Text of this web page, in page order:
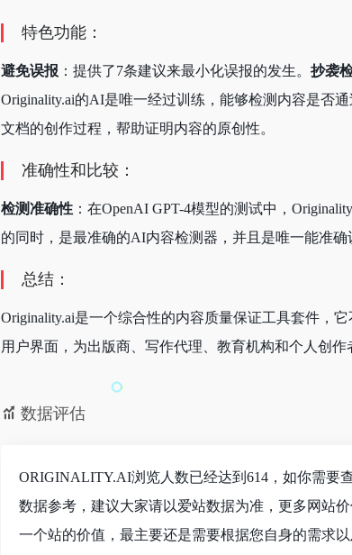
特色功能：
避免误报 ：提供了7条建议来最小化误报的发生。 抄袭
Originality.ai的AI是唯一经过训练，能够检测内容是否通
文档的创作过程，帮助证明内容的原创性。
准确性和比较：
检测准确性 ：在OpenAI GPT-4模型的测试中，
的同时，是最准确的AI内容检测器，并且是唯一能准确
总结：
Originality.ai是一个综合性的内容质量保证工具套件，
用户界面，为出版商、写作代理、教育机构和个人创作
数据评估
ORIGINALITY.AI浏览人数已经达到614，如你需要
数据参考，建议大家请以爱站数据为准，更多网站
一个站的价值，最主要还是需要根据您自身的需求